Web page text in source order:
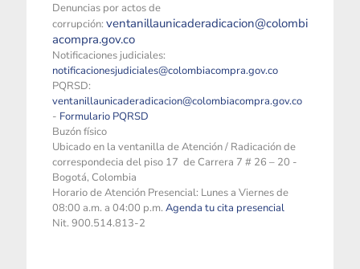
Denuncias por actos de
corrupción: ventanillaunicaderadicacion@colombi
acompra.gov.co
Notificaciones judiciales:
notificacionesjudiciales@colombiacompra.gov.co
PQRSD:
ventanillaunicaderadicacion@colombiacompra.gov.co
- Formulario PQRSD
Buzón físico
Ubicado en la ventanilla de Atención / Radicación de
correspondecia del piso 17 de Carrera 7 # 26 – 20 -
Bogotá, Colombia
Horario de Atención Presencial: Lunes a Viernes de
08:00 a.m. a 04:00 p.m. Agenda tu cita presencial
Nit. 900.514.813-2